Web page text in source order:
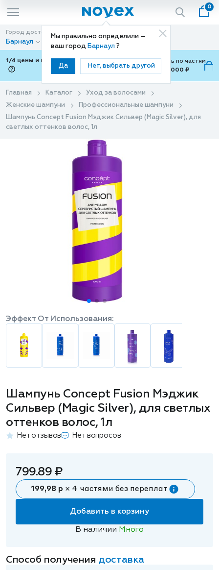
Мы правильно определили —
ваш город Барнаул ?
Да Нет, выбрать другой
0
Город доставки
Барнаул
Способ доставки
Доставка
1/4 цены и покупки ваши с Подели
Можно оплатить по частям
от 700 ₽ до 15,000 ₽
Главная Каталог
Уход за волосами
Женские шампуни
Профессиональные шампуни
Шампунь Concept Fusion Мэджик Сильвер (Magic Silver), для
светлых оттенков волос, 1л
Шампунь Concept Fusion Мэджик
Сильвер (Magic Silver), для светлых
оттенков волос, 1л
Нет отзывов Нет вопросов
Эффект От Использования:
799.89 ₽
199,98 р × 4 частями без переплат
Добавить в корзину
В наличии Много
Способ получения доставка